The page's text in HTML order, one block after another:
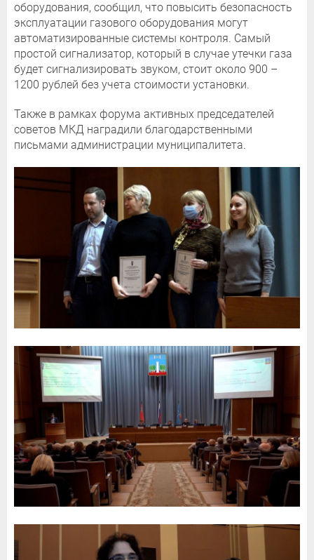
оборудования, сообщил, что повысить безопасность
эксплуатации газового оборудования могут
автоматизированные системы контроля. Самый
простой сигнализатор, который в случае утечки газа
будет сигнализировать звуком, стоит около 900 –
1200 рублей без учета стоимости установки.
Также в рамках форума активных председателей
советов МКД наградили благодарственными
письмами администрации муниципалитета.